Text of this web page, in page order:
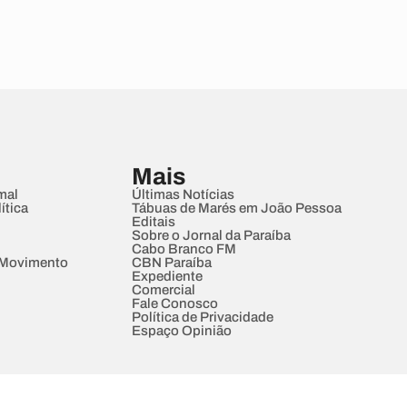
Mais
Últimas Notícias
Tábuas de Marés em João Pessoa
Editais
Sobre o Jornal da Paraíba
Cabo Branco FM
CBN Paraíba
Expediente
Comercial
Fale Conosco
Política de Privacidade
Espaço Opinião